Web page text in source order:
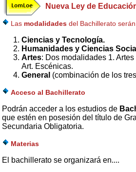
Nueva Ley de
Las modalidades del Bachillerato
Ciencias y Tecnología.
Humanidades yCiencias
Artes: Dos modalidades 1.
Art. Escénicas.
General (combinación de los
Acceso al Bachillerato
Podrán acceder a los estudios de
que estén en posesión del título de
Secundaria Obligatoria.
Materias
El bachillerato se organizará en....